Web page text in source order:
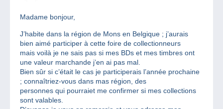
Madame bonjour,
J’habite dans la région de Mons en Belgique ; j’aurais
bien aimé participer à cette foire de collectionneurs
mais voilà je ne sais pas si mes BDs et mes timbres ont
une valeur marchande j’en ai pas mal.
Bien sûr si c’était le cas je participerais l’année prochaine
; connaîtriez-vous dans mas région, des
personnes qui pourraiet me confirmer si mes collections
sont valables.